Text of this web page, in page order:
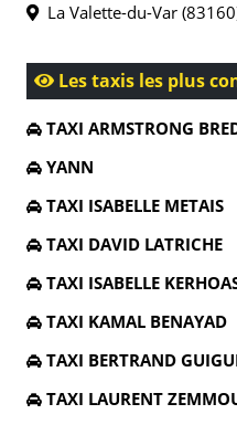
La Valette-du-Var
Les taxis les plus
TAXI ARMSTRONG
YANN
TAXI ISABELLE METAIS
TAXI DAVID LATRICHE
TAXI ISABELLE
TAXI KAMAL BENAYAD
TAXI BERTRAND
TAXI LAURENT